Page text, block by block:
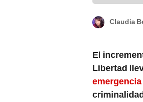
Claudia
El
Libertad